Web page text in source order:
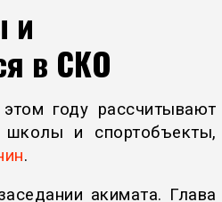
и
в СКО
году рассчитывают
школы и спортобъекты,
.
акимата. Глава